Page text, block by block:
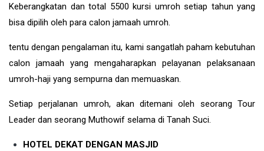
Keberangkatan dan total 5500 kursi umroh setiap tahun yang
bisa dipilih oleh para calon jamaah umroh.
tentu dengan pengalaman itu, kami sangatlah paham kebutuhan
calon jamaah yang mengaharapkan pelayanan pelaksanaan
umroh-haji yang sempurna dan memuaskan.
Setiap perjalanan umroh, akan ditemani oleh seorang Tour
Leader dan seorang Muthowif selama di Tanah Suci.
HOTEL DEKAT DENGAN MASJID